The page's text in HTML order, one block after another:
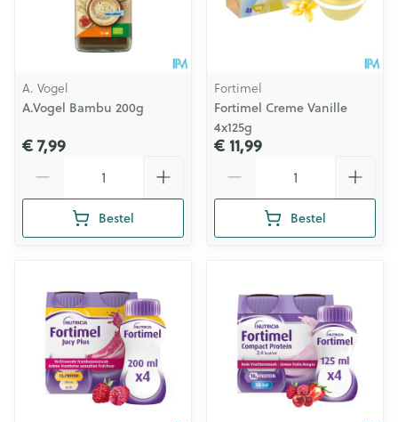
A. Vogel
A.Vogel Bambu 200g
€ 7,99
Bestel
Fortimel
Fortimel Creme Vanille
4x125g
€ 11,99
Bestel